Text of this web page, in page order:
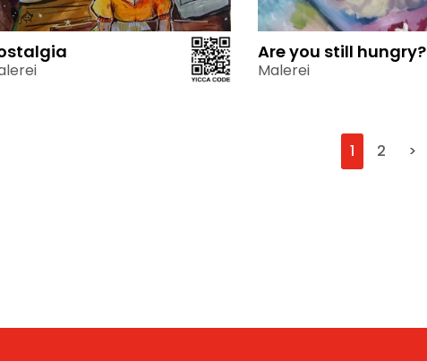
Are you still hungry?
Malerei
1 2 >